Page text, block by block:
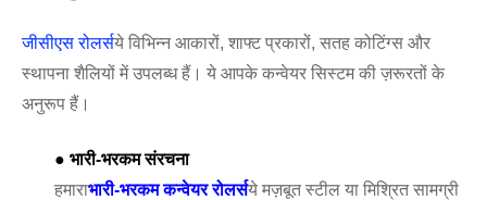
जीसीएस रोलर्सये विभिन्न आकारों, शाफ्ट प्रकारों, सतह कोटिंग्स और
स्थापना शैलियों में उपलब्ध हैं। ये आपके कन्वेयर सिस्टम की ज़रूरतों के
अनुरूप हैं।
● भारी-भरकम संरचना
हमाराभारी-भरकम कन्वेयर रोलर्सये मज़बूत स्टील या मिश्रित सामग्री